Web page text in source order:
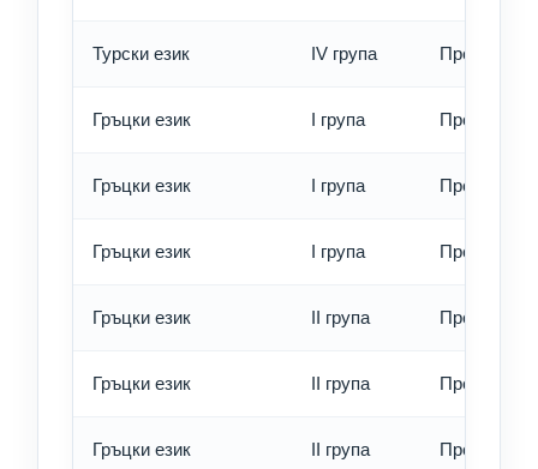
Турски език IV група Превод -
Гръцки език I група Превод -
Гръцки език I група Превод -
Гръцки език I група Превод -
Гръцки език II група Превод -
Гръцки език II група Превод -
Гръцки език II група Превод -